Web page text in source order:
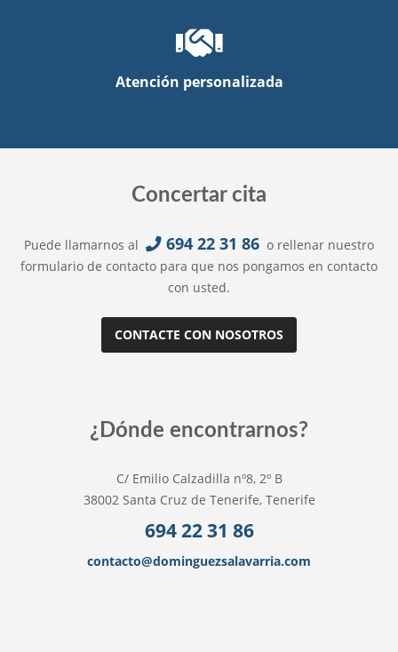
Atención personalizada
Concertar cita
Puede llamarnos al 694 22 31 86 o rellenar nuestro
formulario de contacto para que nos pongamos en contacto
con usted.
CONTACTE CON NOSOTROS
¿Dónde encontrarnos?
C/ Emilio Calzadilla nº8, 2º B
38002 Santa Cruz de Tenerife, Tenerife
694 22 31 86
contacto@dominguezsalavarria.com